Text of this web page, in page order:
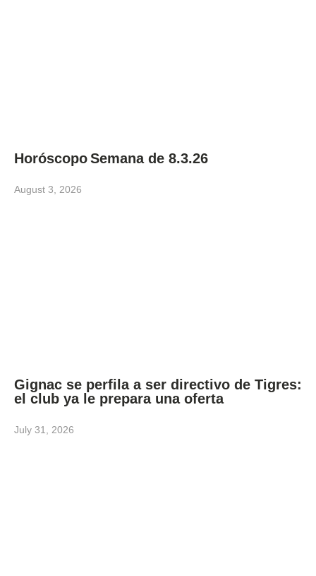
Horóscopo Semana de 8.3.26
August 3, 2026
Gignac se perfila a ser directivo de Tigres:
el club ya le prepara una oferta
July 31, 2026